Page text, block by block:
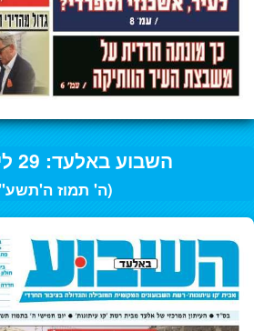
השבוע באלעד: 29 ליוני 2017
(ה' תמוז ה'תשע"ז)